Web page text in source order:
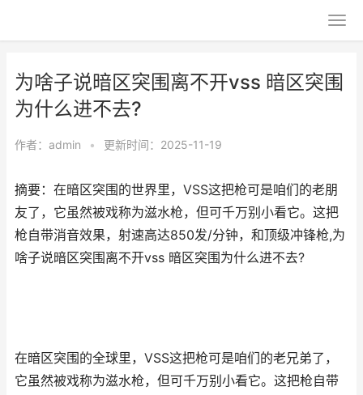
为啥子说暗区突围离不开vss 暗区突围
为什么进不去?
作者： admin • 更新时间：2025-11-19
摘要：在暗区突围的世界里，VSS这把枪可是咱们的老朋
友了，它虽然被戏称为滋水枪，但可千万别小看它。这把
枪自带消音效果，射速高达850发/分钟，和顶级冲锋枪,为
啥子说暗区突围离不开vss 暗区突围为什么进不去?
在暗区突围的全球里，VSS这把枪可是咱们的老兄弟了，
它虽然被戏称为滋水枪，但可千万别小看它。这把枪自带